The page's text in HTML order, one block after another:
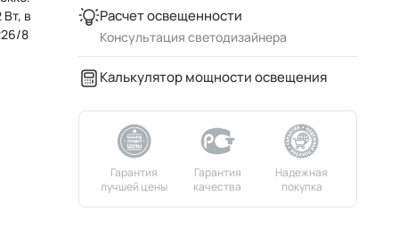
в
8
Расчет освещенности
Консультация светодизайнера
Калькулятор мощности освещения